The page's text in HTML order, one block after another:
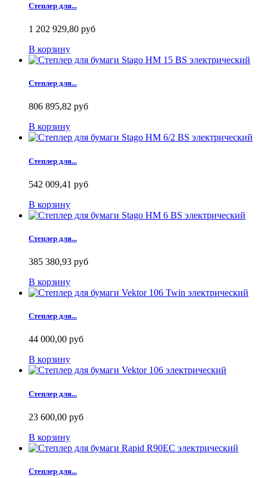
Степлер для...
1 202 929,80 руб
В корзину
Степлер для...
806 895,82 руб
В корзину
Степлер для...
542 009,41 руб
В корзину
Степлер для...
385 380,93 руб
В корзину
Степлер для...
44 000,00 руб
В корзину
Степлер для...
23 600,00 руб
В корзину
Степлер для...